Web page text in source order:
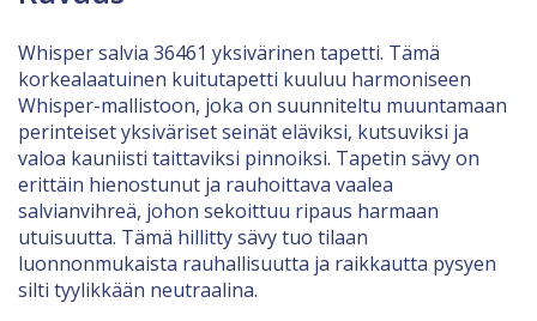
Whisper salvia 36461 yksivärinen tapetti. Tämä
korkealaatuinen kuitutapetti kuuluu harmoniseen
Whisper-mallistoon, joka on suunniteltu muuntamaan
perinteiset yksiväriset seinät eläviksi, kutsuviksi ja
valoa kauniisti taittaviksi pinnoiksi. Tapetin sävy on
erittäin hienostunut ja rauhoittava vaalea
salvianvihreä, johon sekoittuu ripaus harmaan
utuisuutta. Tämä hillitty sävy tuo tilaan
luonnonmukaista rauhallisuutta ja raikkautta pysyen
silti tyylikkään neutraalina.